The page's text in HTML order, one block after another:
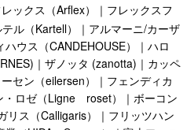
ックス（Arflex）｜フレックスフ
ル（Kartell）｜アルマーニ/カーザ
ハウス（CANDEHOUSE）｜ハロ
｜ザノッタ (zanotta)｜カッペ
セン（eilersen）｜フェンディカ
・ロゼ（Ligne roset）｜ボーコン
リス（Calligaris）｜フリッツハン